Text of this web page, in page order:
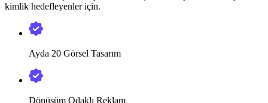
kimlik hedefleyenler için.
Ayda 20 Görsel Tasarım
Dönüşüm Odaklı Reklam